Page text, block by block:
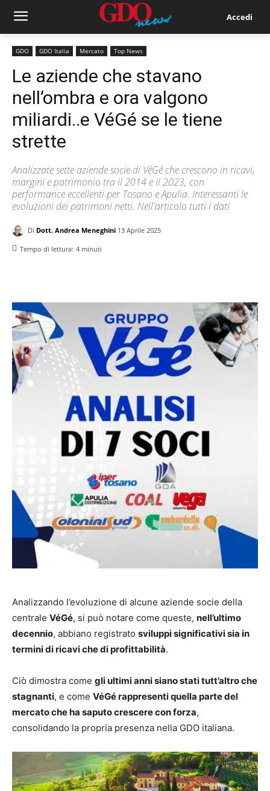
Accedi
GDO GDO Italia Mercato Top News
Le aziende che stavano
nell’ombra e ora valgono
miliardi..e VéGé se le tiene
strette
Analizzate sette aziende socie di VéGé che crescono in ricavi,
margini e patrimonio tra il 2014 e il 2023, con
performance eccellenti per Tosano e Apulia. Interessanti le
evoluzioni dei patrimoni netti. Nell'articolo tutti i dati
Di Dott. Andrea Meneghini 13 Aprile 2025
Tempo di lettura: 4 minuti
Analizzando l’evoluzione di alcune aziende socie della
centrale VéGé, si può notare come queste, nell’ultimo
decennio, abbiano registrato sviluppi significativi sia in
termini di ricavi che di profittabilità.
Ciò dimostra come gli ultimi anni siano stati tutt’altro che
stagnanti, e come VéGé rappresenti quella parte del
mercato che ha saputo crescere con forza,
consolidando la propria presenza nella GDO italiana.